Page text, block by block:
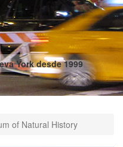
York desde 1999
of Natural History